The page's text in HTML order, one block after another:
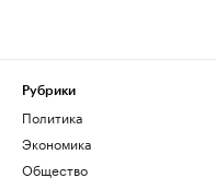
Рубрики
Политика
Экономика
Общество